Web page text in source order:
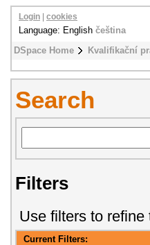
DSpace Home Kvalifikační
Login cookies
Language: English čeština
Search
Filters
Use filters to
Current Filters: